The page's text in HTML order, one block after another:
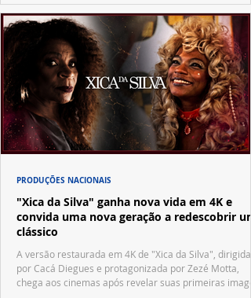
"Xica da Silva" ganha nova vida em 4K e
convida uma nova geração a redescobrir um
clássico
A versão restaurada em 4K de "Xica da Silva", dirigida
por Cacá Diegues e protagonizada por Zezé Motta,
chega aos cinemas após revelar suas primeiras
PRODUÇÕES NACIONAIS